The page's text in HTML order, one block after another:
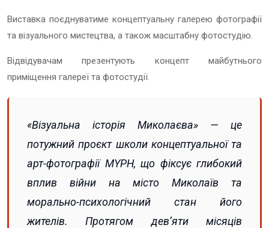
Виставка поєднуватиме концептуальну галерею фотографії
та візуального мистецтва, а також масштабну фотостудію.
Відвідувачам презентують концепт майбутнього
приміщення галереї та фотостудії.
«Візуальна історія Миколаєва» — це
потужний проєкт школи концептуальної та
арт-фотографії MYPH, що фіксує глибокий
вплив війни на місто Миколаїв та
морально-психологічний стан його
жителів. Протягом дев’яти місяців